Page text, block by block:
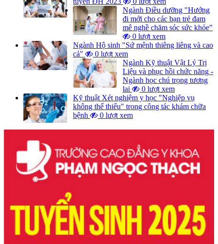
Ngành Điều dưỡng "Hướng
đi mới cho các bạn trẻ đam
mê nghề chăm sóc sức khỏe"
0 lượt xem
Ngành Hộ sinh "Sứ mệnh thiêng liêng và cao
cả"
0 lượt xem
Ngành Kỹ thuật Vật Lý Trị
Liệu và phục hồi chức năng -
Ngành học chú trọng tương
lai
0 lượt xem
Kỹ thuật Xét nghiệm y học "Nghiệp vụ
không thể thiếu" trong công tác khám chữa
bệnh
0 lượt xem